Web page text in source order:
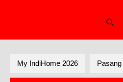
My IndiHome 2026